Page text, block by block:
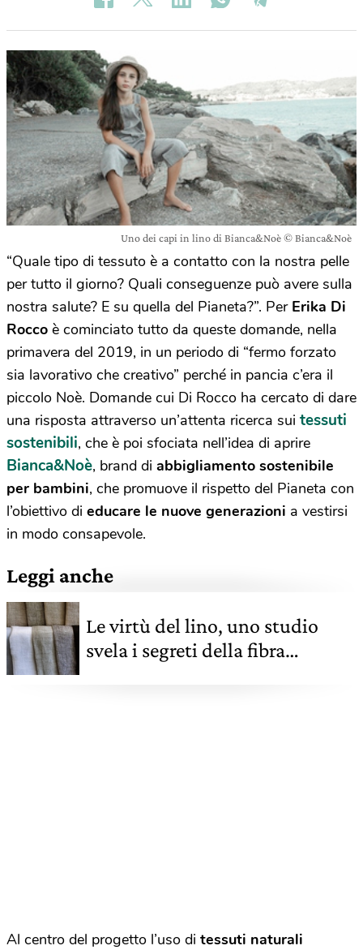
Uno dei capi in lino di Bianca&Noè © Bianca&Noè
“Quale tipo di tessuto è a contatto con la nostra pelle
per tutto il giorno? Quali conseguenze può avere sulla
nostra salute? E su quella del Pianeta?”. Per Erika Di
Rocco è cominciato tutto da queste domande, nella
primavera del 2019, in un periodo di “fermo forzato
sia lavorativo che creativo” perché in pancia c’era il
piccolo Noè. Domande cui Di Rocco ha cercato di dare
una risposta attraverso un’attenta ricerca sui tessuti
sostenibili, che è poi sfociata nell’idea di aprire
Bianca&Noè, brand di abbigliamento sostenibile
per bambini, che promuove il rispetto del Pianeta con
l’obiettivo di educare le nuove generazioni a vestirsi
in modo consapevole.
Leggi anche
Le virtù del lino, uno studio
svela i segreti della fibra
Al centro del progetto l’uso di tessuti naturali